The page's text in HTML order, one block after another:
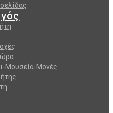
Μουσεία-Μονές